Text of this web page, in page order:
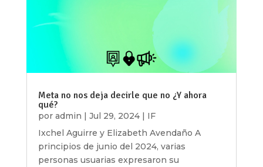
Meta no nos deja decirle que no ¿Y ahora
qué?
por admin | Jul 29, 2024| IF
Ixchel Aguirre y Elizabeth Avendaño A
principios de junio del 2024, varias
personas usuarias expresaron su